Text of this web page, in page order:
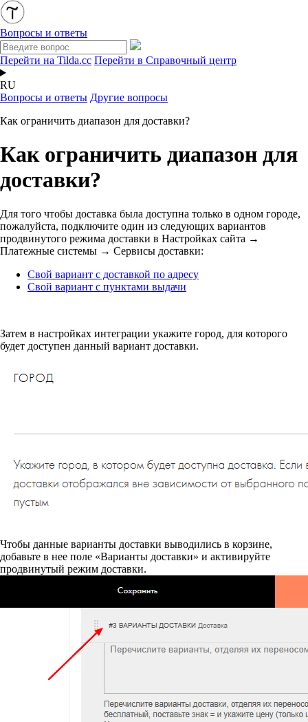
Вопросы и ответы
Перейти на Tilda.cc Перейти в Справочный центр
RU
Вопросы и ответы Другие вопросы
Как ограничить диапазон для доставки?
Как ограничить диапазон для
доставки?
Для того чтобы доставка была доступна только в одном городе,
пожалуйста, подключите один из следующих вариантов
продвинутого режима доставки в Настройках сайта →
Платежные системы → Сервисы доставки:
Свой вариант с доставкой по адресу
Свой вариант с пунктами выдачи
Затем в настройках интеграции укажите город, для которого
будет доступен данный вариант доставки.
Чтобы данные варианты доставки выводились в корзине,
добавьте в нее поле «Варианты доставки» и активируйте
продвинутый режим доставки.